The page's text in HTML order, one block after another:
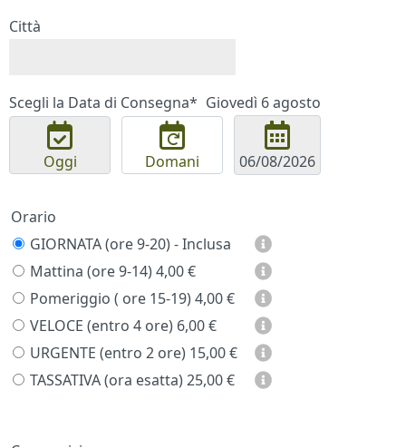
Città
Scegli la Data di Consegna* Giovedì 6 agosto
Oggi Domani
Orario
GIORNATA (ore 9-20) - Inclusa
Mattina (ore 9-14) 4,00 €
Pomeriggio ( ore 15-19) 4,00 €
VELOCE (entro 4 ore) 6,00 €
URGENTE (entro 2 ore) 15,00 €
TASSATIVA (ora esatta) 25,00 €